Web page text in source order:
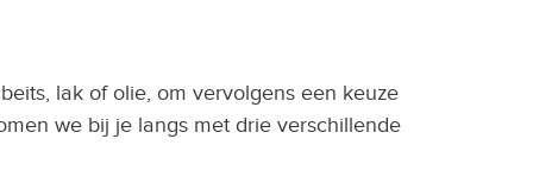
lak of olie, om vervolgens een keuze
we bij je langs met drie verschillende